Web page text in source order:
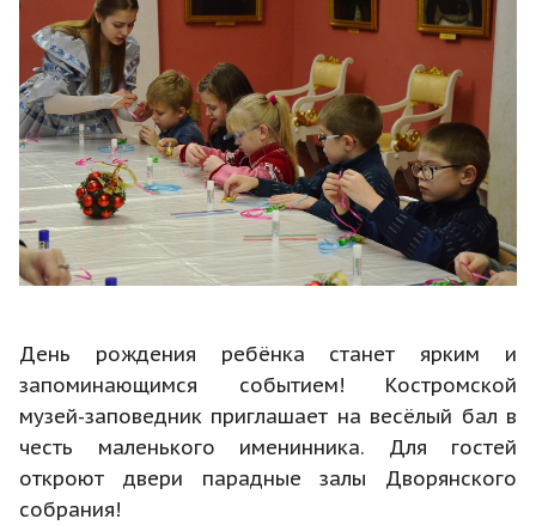
День рождения ребёнка станет ярким и
запоминающимся событием! Костромской
музей-заповедник приглашает на весёлый бал в
честь маленького именинника. Для гостей
откроют двери парадные залы Дворянского
собрания!